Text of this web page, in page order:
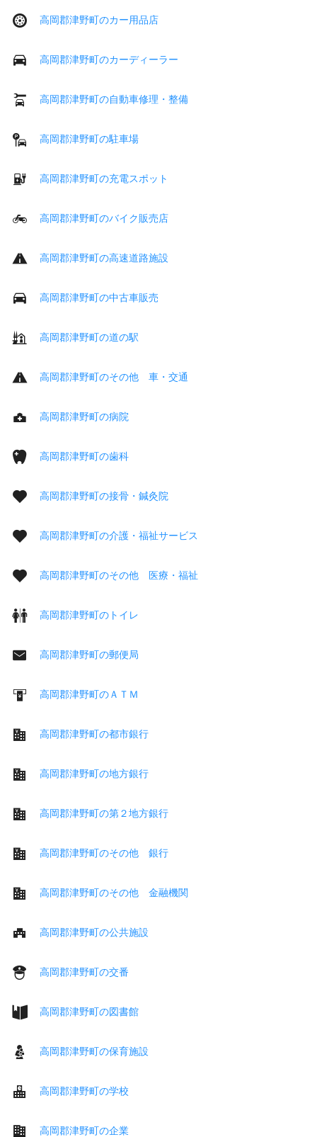
高岡郡津野町のカー用品店
高岡郡津野町のカーディーラー
高岡郡津野町の自動車修理・整備
高岡郡津野町の駐車場
高岡郡津野町の充電スポット
高岡郡津野町のバイク販売店
高岡郡津野町の高速道路施設
高岡郡津野町の中古車販売
高岡郡津野町の道の駅
高岡郡津野町のその他 車・交通
高岡郡津野町の病院
高岡郡津野町の歯科
高岡郡津野町の接骨・鍼灸院
高岡郡津野町の介護・福祉サービス
高岡郡津野町のその他 医療・福祉
高岡郡津野町のトイレ
高岡郡津野町の郵便局
高岡郡津野町のＡＴＭ
高岡郡津野町の都市銀行
高岡郡津野町の地方銀行
高岡郡津野町の第２地方銀行
高岡郡津野町のその他 銀行
高岡郡津野町のその他 金融機関
高岡郡津野町の公共施設
高岡郡津野町の交番
高岡郡津野町の図書館
高岡郡津野町の保育施設
高岡郡津野町の学校
高岡郡津野町の企業